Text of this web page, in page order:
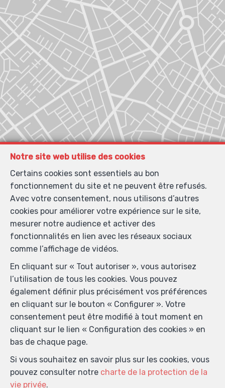
Localiser sur la carte
Notre site web utilise des cookies
Certains cookies sont essentiels au bon
fonctionnement du site et ne peuvent être refusés.
Avec votre consentement, nous utilisons d’autres
cookies pour améliorer votre expérience sur le site,
mesurer notre audience et activer des
fonctionnalités en lien avec les réseaux sociaux
comme l’affichage de vidéos.
En cliquant sur « Tout autoriser », vous autorisez
l’utilisation de tous les cookies. Vous pouvez
également définir plus précisément vos préférences
en cliquant sur le bouton « Configurer ». Votre
consentement peut être modifié à tout moment en
cliquant sur le lien « Configuration des cookies » en
bas de chaque page.
Si vous souhaitez en savoir plus sur les cookies, vous
pouvez consulter notre charte de la protection de la
vie privée.